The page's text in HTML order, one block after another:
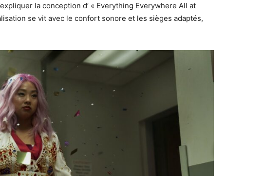
la conception d’ « Everything Everywhere All at
se vit avec le confort sonore et les sièges adaptés,